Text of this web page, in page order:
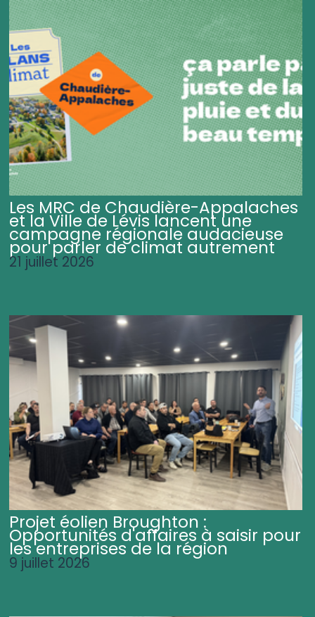
Les MRC de Chaudière-Appalaches
et la Ville de Lévis lancent une
campagne régionale audacieuse
pour parler de climat autrement
21 juillet 2026
Projet éolien Broughton :
Opportunités d'affaires à saisir pour
les entreprises de la région
9 juillet 2026